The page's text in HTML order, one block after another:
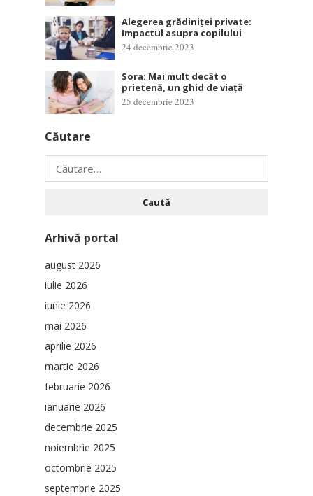
Alegerea grădiniței private:
Impactul asupra copilului
24 decembrie 2023
Sora: Mai mult decât o
prietenă, un ghid de viață
25 decembrie 2023
Căutare
Caută
după:
Arhivă portal
august 2026
iulie 2026
iunie 2026
mai 2026
aprilie 2026
martie 2026
februarie 2026
ianuarie 2026
decembrie 2025
noiembrie 2025
octombrie 2025
septembrie 2025